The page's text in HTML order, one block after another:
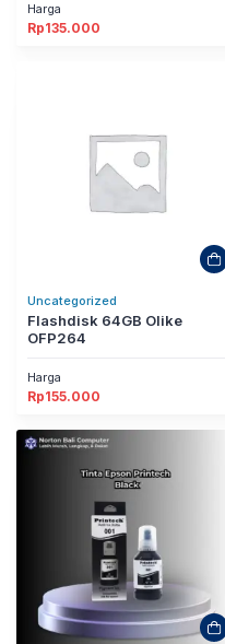
Harga
Rp135.000
Uncategorized
Flashdisk 64GB Olike
OFP264
Harga
Rp155.000